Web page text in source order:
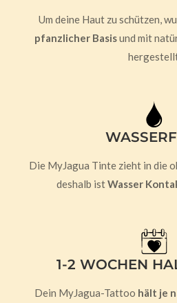
Um deine Haut zu schützen,
pfanzlicher Basisund mit
Die MyJagua Tinte zieht in die
deshalb istWasser
1-2 WOCHEN
Dein MyJagua-Tattoo hält je